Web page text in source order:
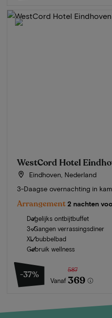
WestCord Hotel
Eindhoven, Nederland
3-Daagse overnachting in
Arrangement 2 nachten
Dagelijks ontbijtbuffet
3-Gangen verrassingsdiner
XL bubbelbad
Gebruik wellness
-37%
Vanaf
587
369